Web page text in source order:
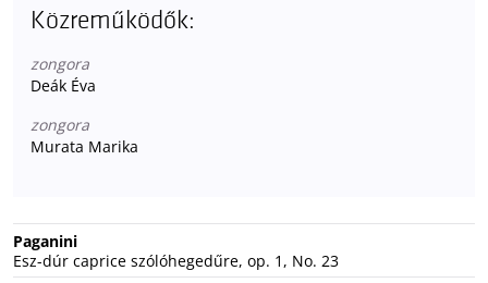
Közreműködők:
zongora
Deák Éva
zongora
Murata Marika
Paganini
Esz-dúr caprice szólóhegedűre, op. 1, No. 23